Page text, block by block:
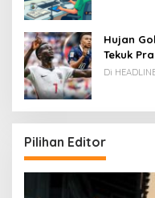
Hujan
Tekuk
Di
Pilihan Editor